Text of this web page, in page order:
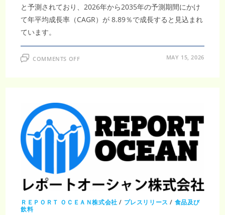
と予測されており、2026年から2035年の予測期間にかけ
て年平均成長率（CAGR）が 8.89％で成長すると見込まれ
ています。
COMMENTS OFFON
ス
ジ
ュ
ー
ス
市
場
規
析
｜
2035
年
に
MAY 15, 2026
ＲＥＰＯＲＴ ＯＣＥＡＮ株式会社 / プレスリリース / 食品及び
飲料